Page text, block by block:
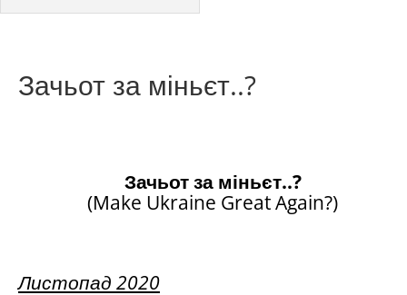
Зачьот за міньєт..?
Зачьот за міньєт..?
(Make Ukraine Great Again?)
Листопад 2020